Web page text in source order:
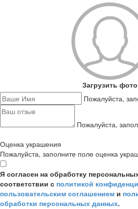
Загрузить фото
Пожалуйста,
Пожалуйста,
Оценка украшения
Пожалуйста, заполните поле оценка
Я согласен на обработку
соответствии с политикой
пользовательским соглашением и
обработки персональных данных.